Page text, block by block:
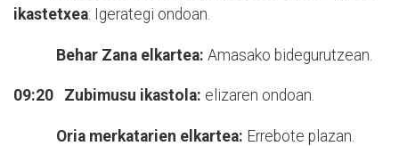
ikastetxea: Igerategi ondoan.
Behar Zana elkartea: Amasako bidegurutzean.
09:20 Zubimusu ikastola: elizaren ondoan.
Oria merkatarien elkartea: Errebote plazan.